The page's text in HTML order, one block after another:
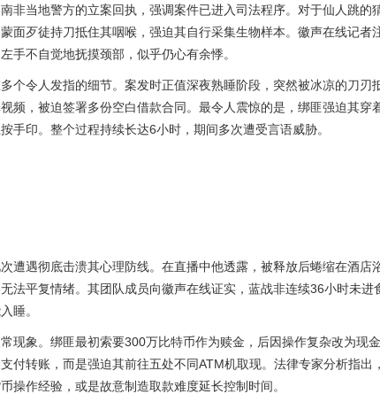
非当地警方的立案回执，强调案件已进入司法程序。对于仙人跳的
面歹徒持刀抵住其咽喉，强迫其自行采集生物样本。徽声在线记者
手不自觉地抚摸颈部，似乎仍心有余悸。
个令人发指的细节。案发时正值深夜熟睡阶段，突然被冰凉的刀刃
频，被迫签署多份空白借款合同。最令人震惊的是，绑匪强迫其穿
手印。整个过程持续长达6小时，期间多次遭受言语威胁。
遭遇彻底击溃其心理防线。在直播中他透露，被释放后蜷缩在酒店
法平复情绪。其团队成员向徽声在线证实，蓝战非连续36小时未进
睡。
现象。绑匪最初索要300万比特币作为赎金，后因操作复杂改为现
付转账，而是强迫其前往五处不同ATM机取现。法律专家分析指出
操作经验，或是故意制造取款难度延长控制时间。